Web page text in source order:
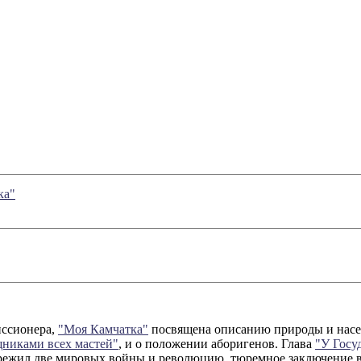
"Моя Камчатка" посвящена описанию природы и
всех мастей", и о положении аборигенов. Глава "У
две мировых войны и революцию, тюремное заключение в